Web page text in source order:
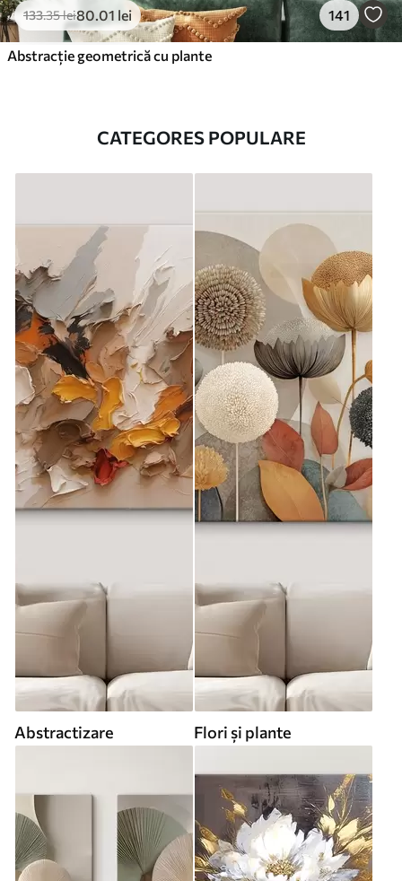
133.35lei80.01 lei 141
Abstracție geometrică cu plante
CATEGORES POPULARE
Abstractizare Flori și plante